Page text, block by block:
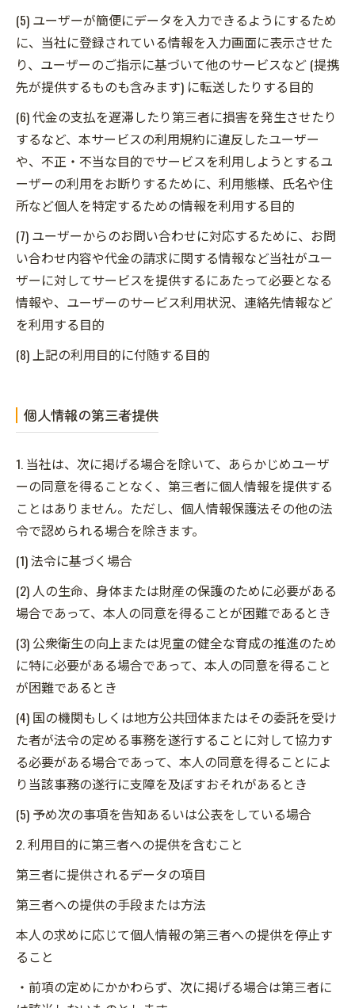
(5) ユーザーが簡便にデータを入力できるようにするため
に、当社に登録されている情報を入力画面に表示させた
り、ユーザーのご指示に基づいて他のサービスなど (提携
先が提供するものも含みます) に転送したりする目的
(6) 代金の支払を遅滞したり第三者に損害を発生させたり
するなど、本サービスの利用規約に違反したユーザー
や、不正・不当な目的でサービスを利用しようとするユ
ーザーの利用をお断りするために、利用態様、氏名や住
所など個人を特定するための情報を利用する目的
(7) ユーザーからのお問い合わせに対応するために、お問
い合わせ内容や代金の請求に関する情報など当社がユー
ザーに対してサービスを提供するにあたって必要となる
情報や、ユーザーのサービス利用状況、連絡先情報など
を利用する目的
(8) 上記の利用目的に付随する目的
個人情報の第三者提供
1. 当社は、次に掲げる場合を除いて、あらかじめユーザ
ーの同意を得ることなく、第三者に個人情報を提供する
ことはありません。ただし、個人情報保護法その他の法
令で認められる場合を除きます。
(1) 法令に基づく場合
(2) 人の生命、身体または財産の保護のために必要がある
場合であって、本人の同意を得ることが困難であるとき
(3) 公衆衛生の向上または児童の健全な育成の推進のため
に特に必要がある場合であって、本人の同意を得ること
が困難であるとき
(4) 国の機関もしくは地方公共団体またはその委託を受け
た者が法令の定める事務を遂行することに対して協力す
る必要がある場合であって、本人の同意を得ることによ
り当該事務の遂行に支障を及ぼすおそれがあるとき
(5) 予め次の事項を告知あるいは公表をしている場合
2. 利用目的に第三者への提供を含むこと
第三者に提供されるデータの項目
第三者への提供の手段または方法
本人の求めに応じて個人情報の第三者への提供を停止す
ること
・前項の定めにかかわらず、次に掲げる場合は第三者に